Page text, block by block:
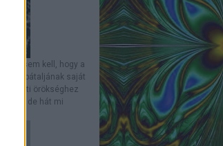
sem kell, hogy a
Kárpátaljának saját
örökséghez
- de hát mi